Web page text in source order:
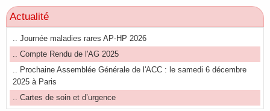
Actualité
.. Journée maladies rares AP-HP 2026
.. Compte Rendu de l'AG 2025
.. Prochaine Assemblée Générale de l'ACC : le samedi 6 décembre
2025 à Paris
.. Cartes de soin et d’urgence